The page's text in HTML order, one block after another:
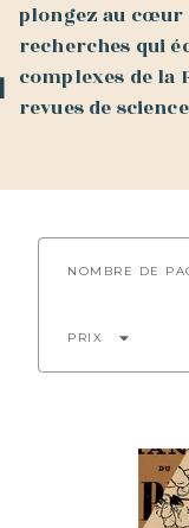
plongez au cœur
recherches qui
complexes de la
revues de
NOMBRE DE
PRIX arrow_drop_down